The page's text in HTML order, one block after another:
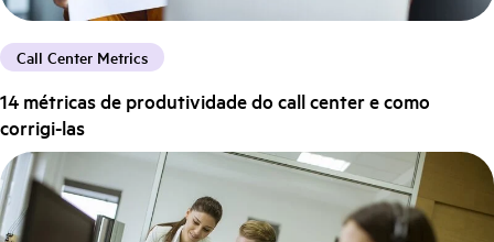
Call Center Metrics
14 métricas de produtividade do call center e como
corrigi-las